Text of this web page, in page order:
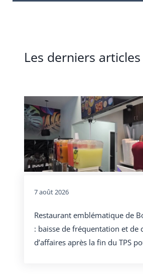
Les derniers articles
7 août 2026
Restaurant emblématique de
: baisse de fréquentation et de
d’affaires après la fin du TPS